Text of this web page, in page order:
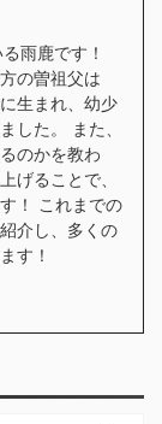
雨鹿です！
の曽祖父は
生まれ、幼少
した。 また、
のかを教わ
げることで、
！ これまでの
介し、多くの
す！